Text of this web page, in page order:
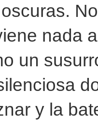
nada
un
y la